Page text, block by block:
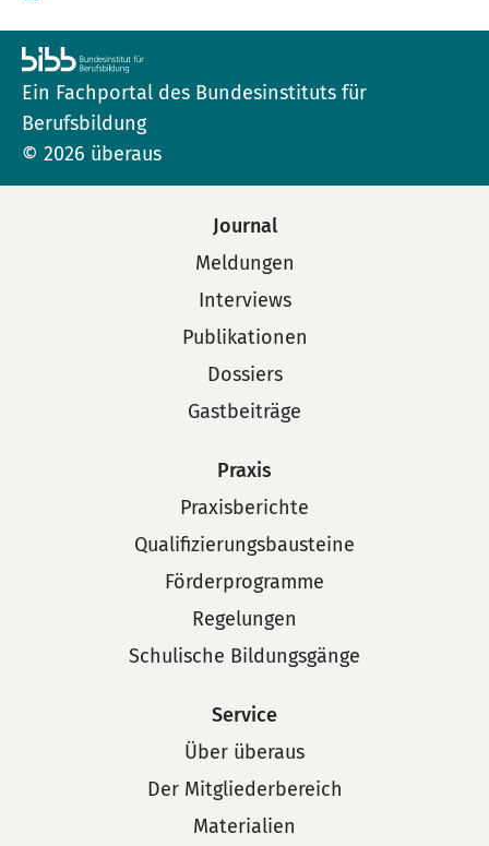
Ein Fachportal des Bundesinstituts für
Berufsbildung
© 2026 überaus
Journal
Meldungen
Interviews
Publikationen
Dossiers
Gastbeiträge
Praxis
Praxisberichte
Qualifizierungsbausteine
Förderprogramme
Regelungen
Schulische Bildungsgänge
Service
Über überaus
Der Mitgliederbereich
Materialien